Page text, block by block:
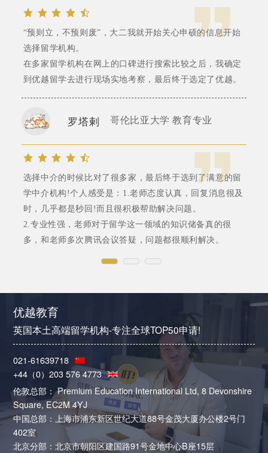
“预则立，不预则废”，大二我就开始关心申硕的信息开始
选择留学机构。
在多家留学机构在网上的口碑进行搜索比较之后，我确定
到优越留学去进行现场实地考察，最后终于选定了优越。
罗塔剌 哥伦比亚大学 教育专业
选择中介的时候比对了很多家，最后终于选到了满意的留
学中介机构!个人感受是：1.老师态度认真，回复消息很及
时，几乎都是秒回!而且很积极帮助解决问题。
2.专业性强，老师对于留学这一领域的知识储备真的很
多，和老师多次腾讯会议答疑，问题都很顺利解决。
优越教育
英国本土高端留学机构-专注全球TOP50申请!
021-61639718
+44（0）203 576 4773
伦敦总部： Premium Education International Ltd, 8 Devonshire
Square, EC2M 4YJ
中国总部：上海市浦东新区世纪大道88号金茂大厦办公楼2号门
402室
北京分部：北京市朝阳区建国路91号金地中心B座15层